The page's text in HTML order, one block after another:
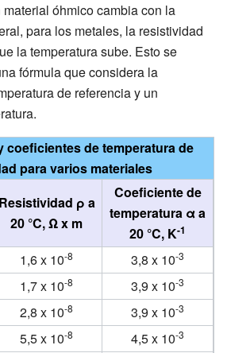
óhmico cambia con la
para los metales, la resistividad
la temperatura sube. Esto se
fórmula que considera la
de referencia y un
coeficientes de temperatura de
para varios materiales
Resistividad ρ a
20 °C, Ω x m
Coeficiente de
temperatura α a
20 °C, K-1
1,6 x 10-8 3,8 x 10-3
1,7 x 10-8 3,9 x 10-3
2,8 x 10-8 3,9 x 10-3
5,5 x 10-8 4,5 x 10-3